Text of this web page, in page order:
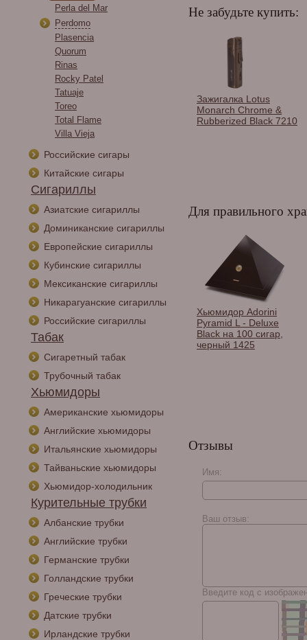
Perla del Mar
Perdomo
Plasencia
Quorum
Rinas
Rocky Patel
Tatuaje
Toreo
Total Flame
Villa Vieja
Российские сигары
Китайские сигары
Сигариллы
Азиатские сигариллы
Доминиканские сигариллы
Европейские сигариллы
Кубинские сигариллы
Мексиканские сигариллы
Никарагуанские сигариллы
Российские сигариллы
Табак
Сигаретный табак
Трубочный табак
Хьюмидоры
Американские хьюмидоры
Английские хьюмидоры
Итальянские хьюмидоры
Тайваньские хьюмидоры
Хьюмидор-холодильник
Курительные трубки
Албанские трубки
Английские трубки
Германские трубки
Голландские трубки
Греческие трубки
Датские трубки
Ирландские трубки
Не забудьте купить:
Зажигалка Lotus
Monarch Chrome &
Rubberized Black 7210
Для правильного
Gold на 50
Черный лак
Gold-
Miller на 10 сигар,
Хьюмидор Adorini
Pyramid L - Deluxe
Black на 100 сигар,
черный 1425
Отзывы
Имя:
Ваш отзыв:
Введите код с